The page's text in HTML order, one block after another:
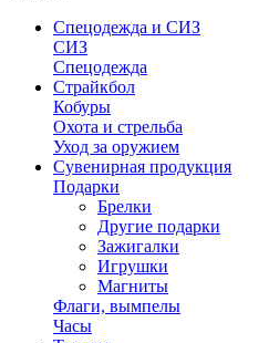
Спецодежда и СИЗ
СИЗ
Спецодежда
Страйкбол
Кобуры
Охота и стрельба
Уход за оружием
Сувенирная продукция
Подарки
Брелки
Другие подарки
Зажигалки
Игрушки
Магниты
Флаги, вымпелы
Часы